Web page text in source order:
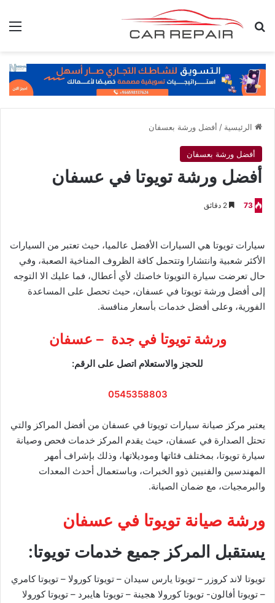
بحث عن
الرئيسية / أفضل ورشة بعسفان
أفضل ورشة بعسفان
أفضل ورشة تويوتا في عسفان
73
سيارات تويوتا هي السيارات الأفضل عالميا، حيث تعتبر من السيارات
الأكثر شعبية وانتشارا وتتحمل كافة الظروف المناخية الصعبة، وفي
حال تعرضت سيارة التويوتا خاصتك لأي أعطال، فما عليك الا التوجه
إلى أفضل ورشة تويوتا في عسفان، حيث تحصل على المساعدة
الفورية، وعلى أفضل خدمات بأسعار منافسة.
ورشة تويوتا في جدة – عسفان
للحجز والاستعلام اتصل على الرقم:
0545358803
يعتبر مركز صيانة سيارات تويوتا في عسفان من أفضل المراكز والتي
تحتل الصدارة في عسفان، حيث يقدم المركز خدمات فحص وصيانة
سيارة تويوتا، بمختلف فئاتها وموديلاتها، وذلك بإشراف أمهر
المهندسين والفنيين ذوو الخبرات، وباستعمال أحدث المعدات
والبرمجيات، مع ضمان الصيانة.
ورشة صيانة تويوتا في عسفان
يستقبل المركز جميع خدمات تويوتا:
تويوتا لاند كروزر – تويوتا يارس سيدان – تويوتا كورولا – تويوتا كامري
– تويوتا أفالون- تويوتا كورولا هجينة – تويوتا هايبرد – تويوتا كورولا